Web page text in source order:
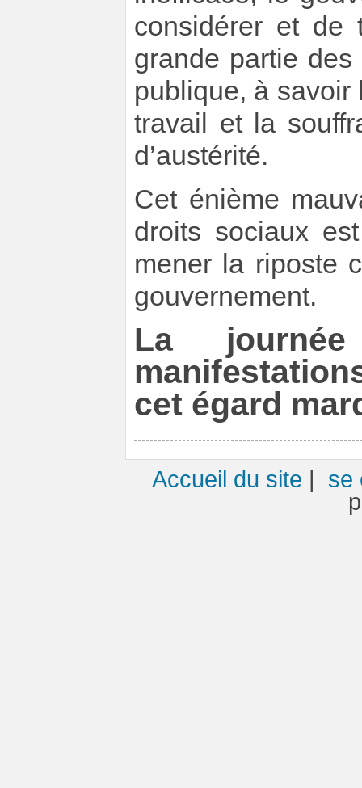
considérer et de
grande partie
publique, à savoir
travail et la
d’austérité.
Cet énième
droits sociaux
mener la riposte
gouvernement.
La
cet égard
Accueil du site | se